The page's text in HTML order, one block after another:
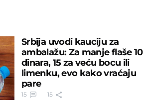
Srbija uvodi kauciju za
ambalažu: Za manje flaše 10
dinara, 15 za veću bocu ili
limenku, evo kako vraćaju
pare
15 15